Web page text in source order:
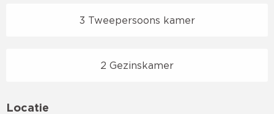
3 Tweepersoons kamer
2 Gezinskamer
Locatie